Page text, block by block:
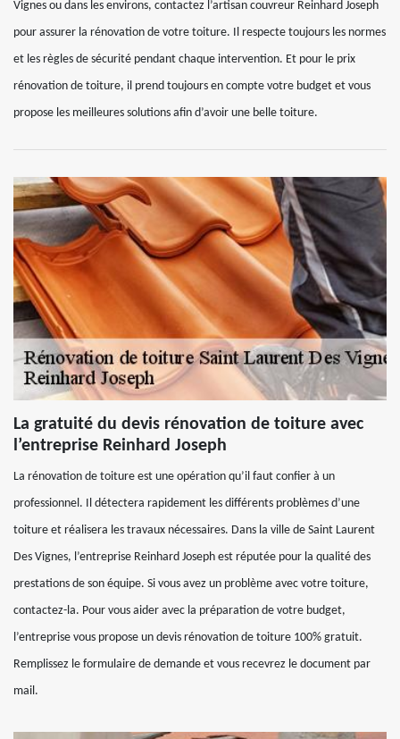
Vignes ou dans les environs, contactez l’artisan couvreur Reinhard Joseph
pour assurer la rénovation de votre toiture. Il respecte toujours les normes
et les règles de sécurité pendant chaque intervention. Et pour le prix
rénovation de toiture, il prend toujours en compte votre budget et vous
propose les meilleures solutions afin d’avoir une belle toiture.
La gratuité du devis rénovation de toiture avec
l’entreprise Reinhard Joseph
La rénovation de toiture est une opération qu’il faut confier à un
professionnel. Il détectera rapidement les différents problèmes d’une
toiture et réalisera les travaux nécessaires. Dans la ville de Saint Laurent
Des Vignes, l’entreprise Reinhard Joseph est réputée pour la qualité des
prestations de son équipe. Si vous avez un problème avec votre toiture,
contactez-la. Pour vous aider avec la préparation de votre budget,
l’entreprise vous propose un devis rénovation de toiture 100% gratuit.
Remplissez le formulaire de demande et vous recevrez le document par
mail.